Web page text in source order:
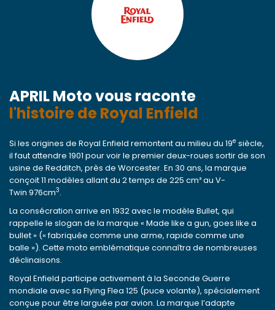
APRIL Moto vous raconte
l'histoire de Royal Enfield
Si les origines de Royal Enfield remontent au milieu du 19e siècle,
il faut attendre 1901 pour voir le premier deux-roues sortir de son
usine de Redditch, près de Worcester. En 30 ans, la marque
conçoit 11 modèles allant du 2 temps de 225 cm³ au V-
Twin 976cm3.
La consécration arrive en 1932 avec le modèle Bullet, qui
rappelle le slogan de la marque « Made like a gun, goes like a
bullet » (« fabriquée comme une arme, rapide comme une
balle »). Cette moto emblématique connaîtra de nombreuses
déclinaisons.
Royal Enfield participe activement à la Seconde Guerre
mondiale avec sa Flying Flea 125 (puce volante), spécialement
conçue pour être larguée par avion. La marque l’adapte